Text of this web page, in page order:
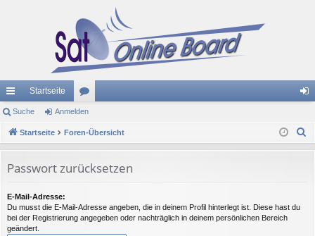
ch
ne
ug
riff
Startseite
or
en m
Suche Anmelden
Startseite Foren-Übersicht
Passwort zurücksetzen
E-Mail-Adresse:
Du musst die E-Mail-Adresse angeben, die in deinem Profil hinterlegt ist. Diese hast du
bei der Registrierung angegeben oder nachträglich in deinem persönlichen Bereich
geändert.